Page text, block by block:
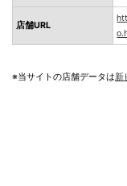
店舗URL
※当サイトの店舗データは新